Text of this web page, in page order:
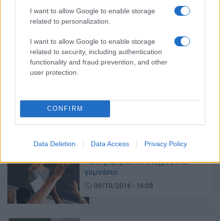
I want to allow Google to enable storage
related to personalization.
I want to allow Google to enable storage
related to security, including authentication
functionality and fraud prevention, and other
user protection.
CONFIRM
Data Deletion Data Access Privacy Policy
Γιατί «κόλλησαν» οι αλλαγές στο
19/01/2017 - 10:12
Γιατί χαμηλώνει ο πήχυς στο
γυμνάσιο
09/10/2016 - 16:08